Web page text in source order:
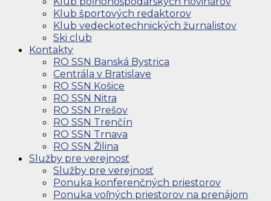
Klub športových redaktorov
Klub vedeckotechnických žurnalistov
Ski club
Kontakty
RO SSN Banská Bystrica
Centrála v Bratislave
RO SSN Košice
RO SSN Nitra
RO SSN Prešov
RO SSN Trenčín
RO SSN Trnava
RO SSN Žilina
Služby pre verejnosť
Služby pre verejnosť
Ponuka konferenčných priestorov
Ponuka voľných priestorov na prenájom